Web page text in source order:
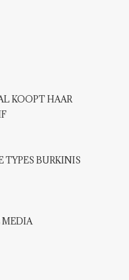
KOOPT HAAR
TYPES BURKINIS
MEDIA